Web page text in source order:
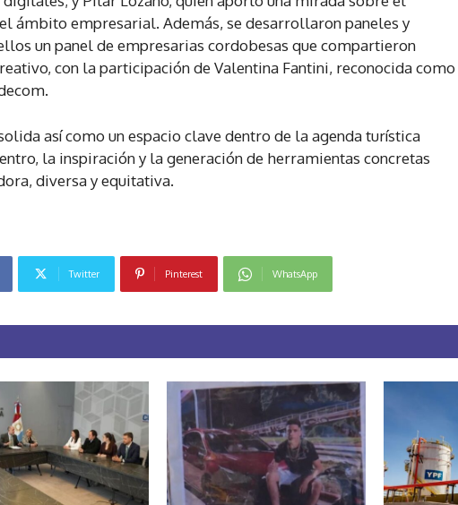
ámbito empresarial. Además, se desarrollaron paneles y
un panel de empresarias cordobesas que compartieron
con la participación de Valentina Fantini, reconocida como
así como un espacio clave dentro de la agenda turística
la inspiración y la generación de herramientas concretas
diversa y equitativa.
Twitter Pinterest WhatsApp